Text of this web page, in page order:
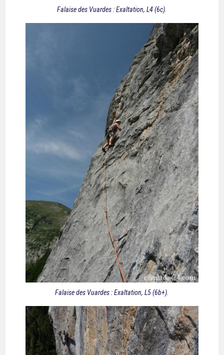
Falaise des Vuardes : Exaltation, L4 (6c).
Falaise des Vuardes : Exaltation, L5 (6b+).